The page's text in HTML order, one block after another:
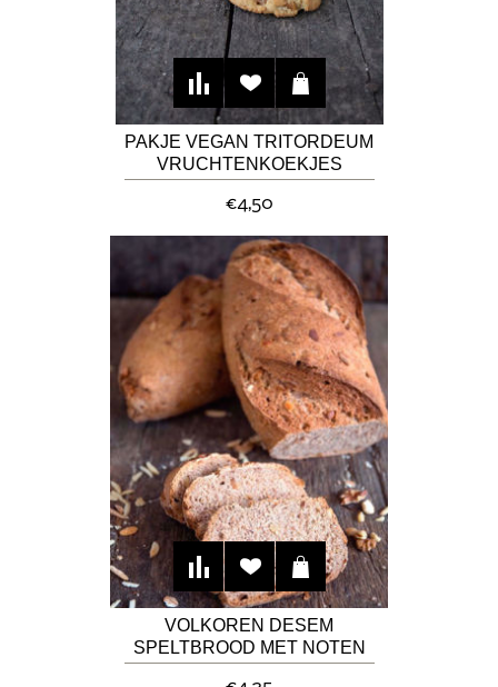
PAKJE VEGAN TRITORDEUM
VRUCHTENKOEKJES
€4,50
VOLKOREN DESEM
SPELTBROOD MET NOTEN